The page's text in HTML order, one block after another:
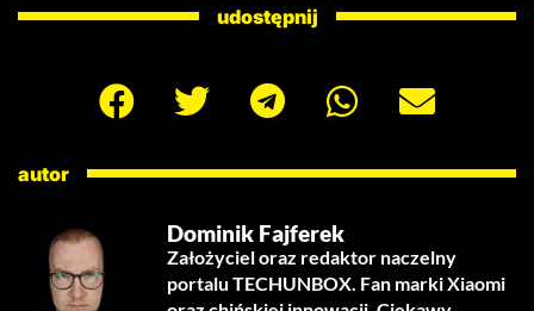
udostępnij
autor
Dominik Fajferek
Założyciel oraz redaktor naczelny
portalu TECHUNBOX. Fan marki Xiaomi